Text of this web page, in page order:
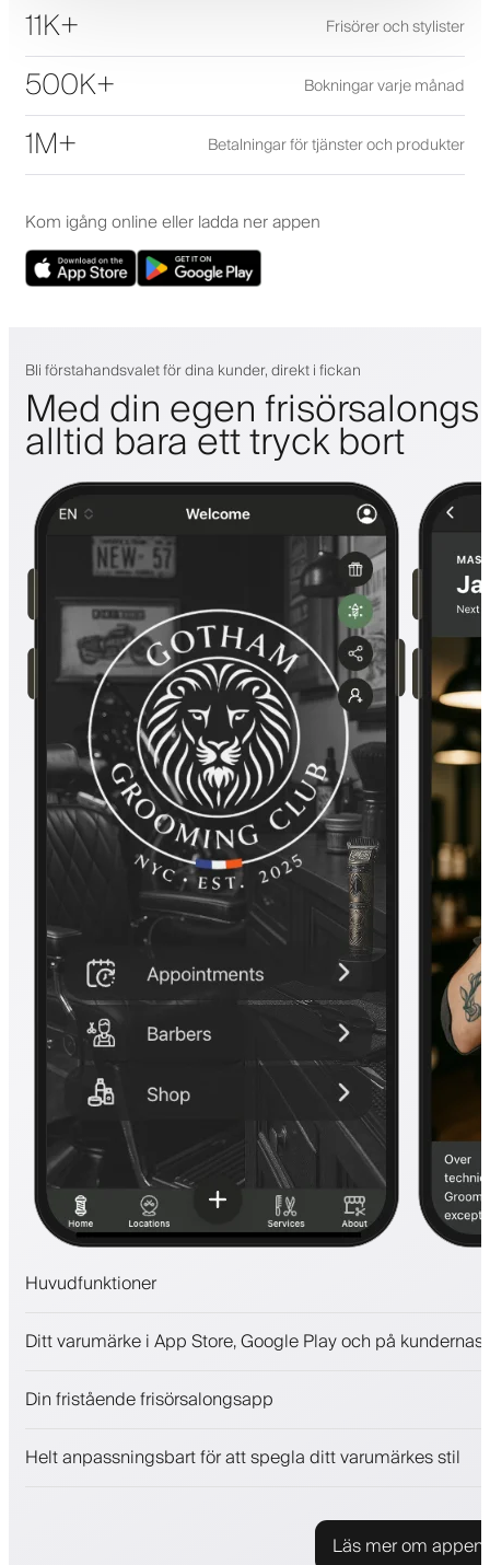
11K+ Frisörer och stylister
500K+ Bokningar varje månad
1M+ Betalningar för tjänster och produkter
Kom igång online eller ladda ner appen
Bli förstahandsvalet för dina kunder, direkt i fickan
Med din egen
alltid bara ett tryck bort
Huvudfunktioner
Betalningar, depositionsavgift
Engagera kunder med ett lojalitetsprogram
Ditt varumärke i App Store, Google Play och på
Din fristående frisörsalongsapp
Helt anpassningsbart för att spegla ditt varumärkes stil
Läs mer om appen